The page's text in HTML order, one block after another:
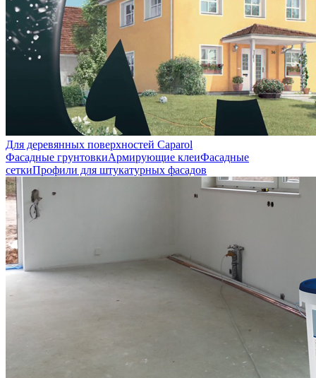
Для деревянных поверхностей Caparol
Фасадные грунтовкиАрмирующие клеиФасадные
сеткиПрофили для штукатурных фасадов